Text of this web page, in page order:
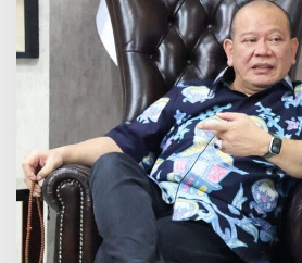
l
a
K
e
n
a
i
k
a
n
B